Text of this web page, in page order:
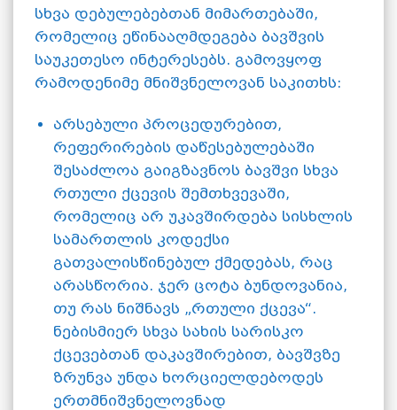
სხვა დებულებებთან მიმართებაში,
რომელიც ეწინააღმდეგება ბავშვის
საუკეთესო ინტერესებს. გამოვყოფ
რამოდენიმე მნიშვნელოვან საკითხს:
არსებული პროცედურებით,
რეფერირების დაწესებულებაში
შესაძლოა გაიგზავნოს ბავშვი სხვა
რთული ქცევის შემთხვევაში,
რომელიც არ უკავშირდება სისხლის
სამართლის კოდექსი
გათვალისწინებულ ქმედებას, რაც
არასწორია. ჯერ ცოტა ბუნდოვანია,
თუ რას ნიშნავს „რთული ქცევა“.
ნებისმიერ სხვა სახის სარისკო
ქცევებთან დაკავშირებით, ბავშვზე
ზრუნვა უნდა ხორციელდებოდეს
ერთმნიშვნელოვნად